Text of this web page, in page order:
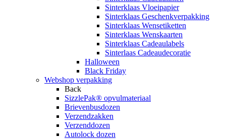
Sinterklaas Vloeipapier
Sinterklaas Geschenkverpakking
Sinterklaas Wensetiketten
Sinterklaas Wenskaarten
Sinterklaas Cadeaulabels
Sinterlaas Cadeaudecoratie
Halloween
Black Friday
Webshop verpakking
Back
SizzlePak® opvulmateriaal
Brievenbusdozen
Verzendzakken
Verzenddozen
Autolock dozen